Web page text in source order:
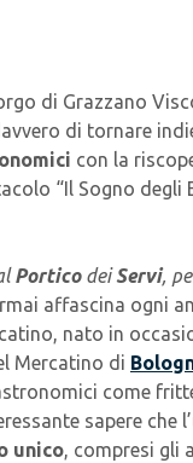
di Grazzano
di tornare
con la
“Il Sogno degli
PorticodeiServi,
affascina ogni
nato in
Mercatino di
come
sapere che
unico, compresi gli